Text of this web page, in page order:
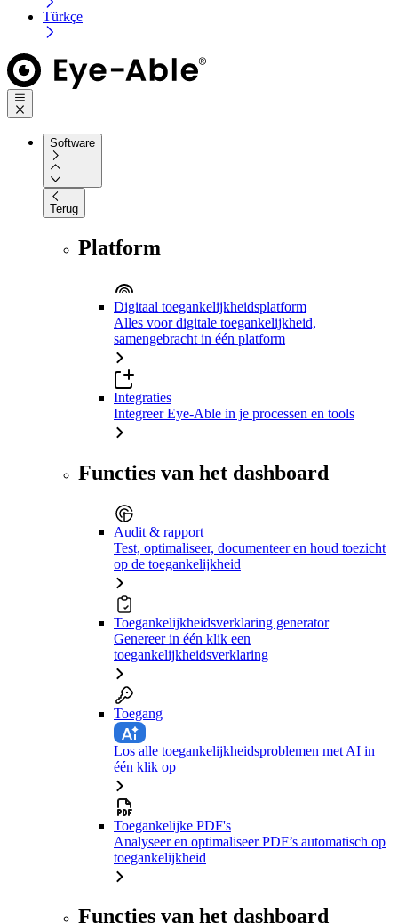
Türkçe
Software
Terug
Platform
Digitaal toegankelijkheidsplatform
Alles voor digitale toegankelijkheid,
samengebracht in één platform
Integraties
Integreer Eye-Able in je processen en tools
Functies van het dashboard
Audit & rapport
Test, optimaliseer, documenteer en houd toezicht
op de toegankelijkheid
Toegankelijkheidsverklaring generator
Genereer in één klik een
toegankelijkheidsverklaring
Toegang
Los alle toegankelijkheidsproblemen met AI in
één klik op
Toegankelijke PDF's
Analyseer en optimaliseer PDF’s automatisch op
toegankelijkheid
Functies van het dashboard